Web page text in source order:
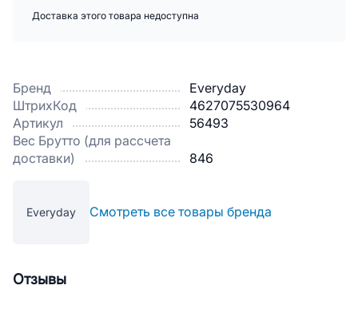
Бренд
Everyday
ШтрихКод
4627075530964
Артикул
56493
Вес Брутто (для рассчета
доставки)
846
Everyday Смотреть все товары бренда
Доставка этого товара недоступна
Отзывы